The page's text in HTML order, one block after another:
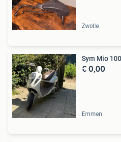
Zwolle
Sym Mio
€ 0,00
Emmen